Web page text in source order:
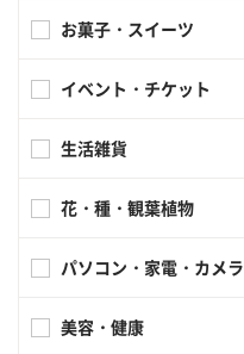
お菓子・スイーツ
イベント・チケット
生活雑貨
花・種・観葉植物
パソコン・家電・カメラ
美容・健康